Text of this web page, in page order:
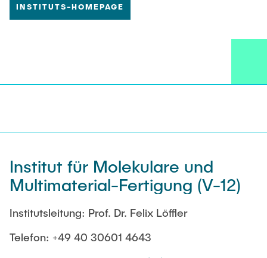
INSTITUTS-HOMEPAGE
Institut für Molekulare und
Multimaterial-Fertigung (V-12)
Institutsleitung: Prof. Dr. Felix Löffler
Telefon: +49 40 30601 4643